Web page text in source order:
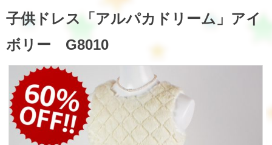
キ
プ
子供ドレス「アルパカドリーム」アイ
ボリー G8010